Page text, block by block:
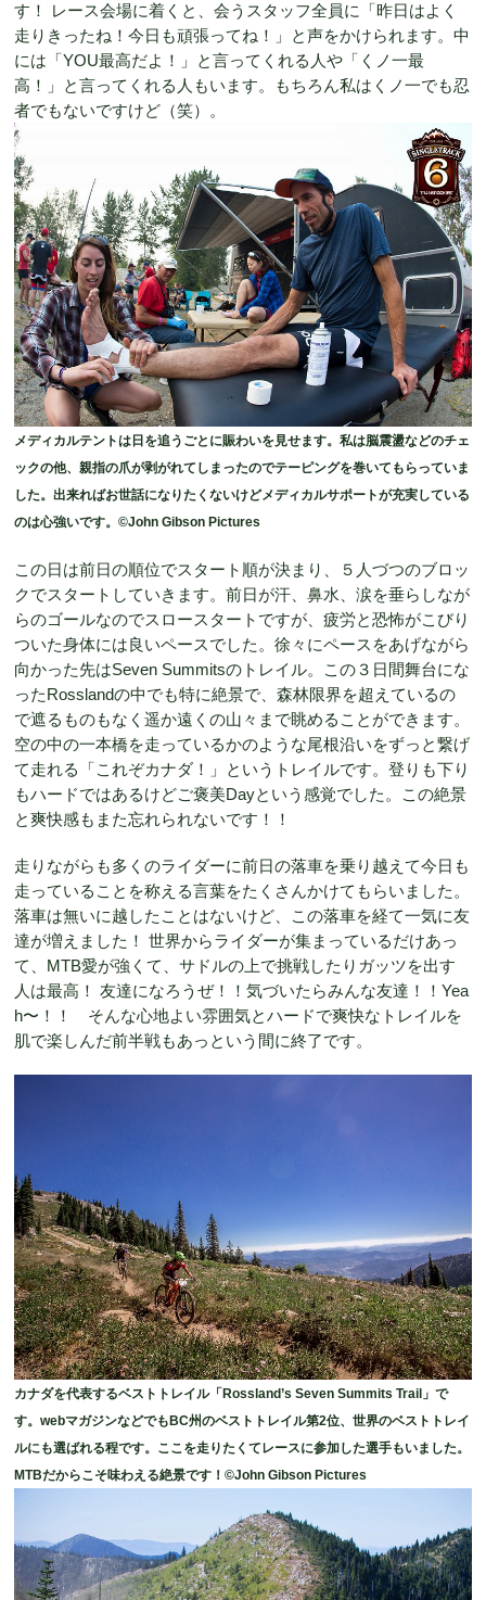
す！ レース会場に着くと、会うスタッフ全員に「昨日はよく
走りきったね！今日も頑張ってね！」と声をかけられます。中
には「YOU最高だよ！」と言ってくれる人や「くノ一最
高！」と言ってくれる人もいます。もちろん私はくノ一でも忍
者でもないですけど（笑）。
メディカルテントは日を追うごとに賑わいを見せます。私は脳震盪などのチェ
ックの他、親指の爪が剥がれてしまったのでテーピングを巻いてもらっていま
した。出来ればお世話になりたくないけどメディカルサポートが充実している
のは心強いです。©John Gibson Pictures
この日は前日の順位でスタート順が決まり、５人づつのブロッ
クでスタートしていきます。前日が汗、鼻水、涙を垂らしなが
らのゴールなのでスロースタートですが、疲労と恐怖がこびり
ついた身体には良いペースでした。徐々にペースをあげながら
向かった先はSeven Summitsのトレイル。この３日間舞台にな
ったRosslandの中でも特に絶景で、森林限界を超えているの
で遮るものもなく遥か遠くの山々まで眺めることができます。
空の中の一本橋を走っているかのような尾根沿いをずっと繋げ
て走れる「これぞカナダ！」というトレイルです。登りも下り
もハードではあるけどご褒美Dayという感覚でした。この絶景
と爽快感もまた忘れられないです！！
走りながらも多くのライダーに前日の落車を乗り越えて今日も
走っていることを称える言葉をたくさんかけてもらいました。
落車は無いに越したことはないけど、この落車を経て一気に友
達が増えました！ 世界からライダーが集まっているだけあっ
て、MTB愛が強くて、サドルの上で挑戦したりガッツを出す
人は最高！ 友達になろうぜ！！気づいたらみんな友達！！Yea
h〜！！ そんな心地よい雰囲気とハードで爽快なトレイルを
肌で楽しんだ前半戦もあっという間に終了です。
カナダを代表するベストトレイル「Rossland’s Seven Summits Trail」で
す。webマガジンなどでもBC州のベストトレイル第2位、世界のベストトレイ
ルにも選ばれる程です。ここを走りたくてレースに参加した選手もいました。
MTBだからこそ味わえる絶景です！©John Gibson Pictures